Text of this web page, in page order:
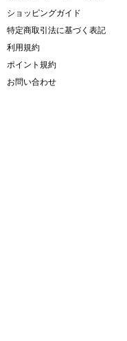
ショッピングガイド
特定商取引法に基づく表記
利用規約
ポイント規約
お問い合わせ